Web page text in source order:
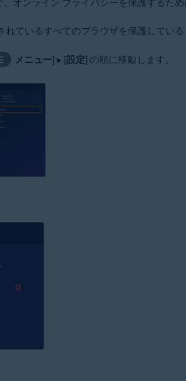
ているすべてのブラウザを保護してい
メニュー] ▸ [設定] の順に移動します。